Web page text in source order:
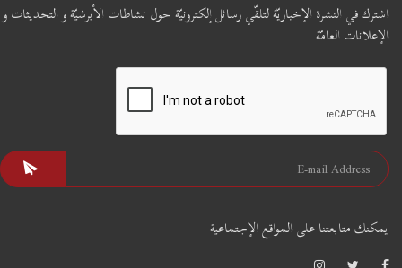
اشترك في النشرة الإخباريّة لتلقّي رسائل إلكترونيّة حول نشاطات الأبرشيّة و التحديثات و
الإعلانات العامّة
يمكنك متابعتنا على المواقع الإجتماعية